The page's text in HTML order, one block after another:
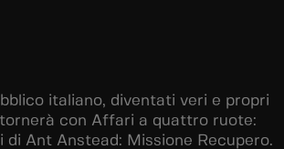
italiano, diventati veri e propri
con Affari a quattro ruote:
Ant Anstead: Missione Recupero.